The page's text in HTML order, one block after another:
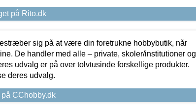
på Rito.dk
sig på at være din foretrukne hobbybutik, når
De handler med alle – private, skoler/institutioner og
udvalg er på over tolvtusinde forskellige produkter.
deres udvalg.
CChobby.dk